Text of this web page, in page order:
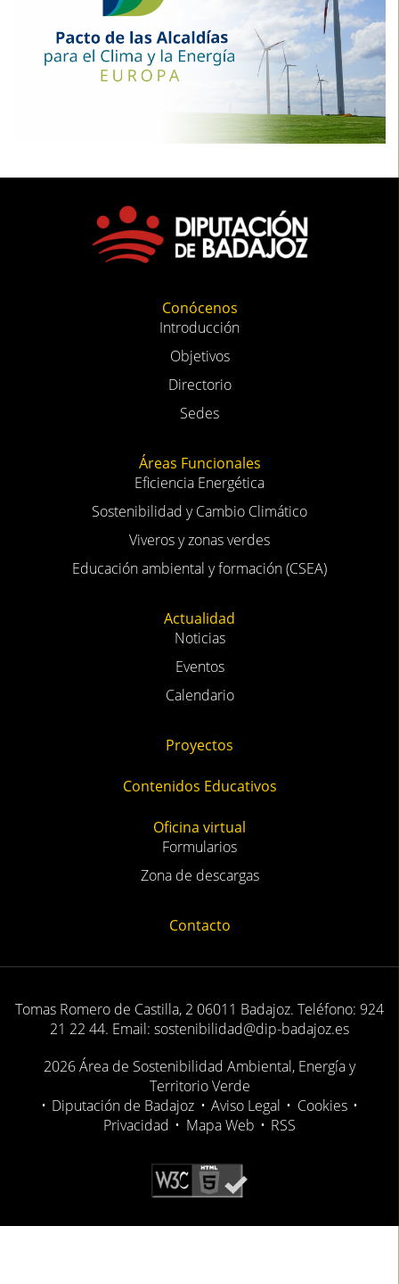
Conócenos
Introducción
Objetivos
Directorio
Sedes
Áreas Funcionales
Eficiencia Energética
Sostenibilidad y Cambio Climático
Viveros y zonas verdes
Educación ambiental y formación (CSEA)
Actualidad
Noticias
Eventos
Calendario
Proyectos
Contenidos Educativos
Oficina virtual
Formularios
Zona de descargas
Contacto
Tomas Romero de Castilla, 2 06011 Badajoz. Teléfono: 924
21 22 44. Email: sostenibilidad@dip-badajoz.es
2026 Área de Sostenibilidad Ambiental, Energía y
Territorio Verde
• Diputación de Badajoz • Aviso Legal • Cookies •
Privacidad • Mapa Web • RSS